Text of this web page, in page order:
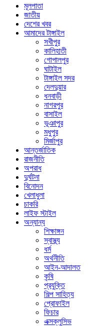
মূলপাতা
জাতীয়
দেশের খবর
আমাদের টাঙ্গাইল
সখীপুর
কালিহাতী
গোপালপুর
ঘাটাইল
টাঙ্গাইল সদর
দেলদুয়ার
ধনবাড়ী
নাগরপুর
বাসাইল
ভূঞাপুর
মধুপুর
মির্জাপুর
আন্তর্জাতিক
রাজনীতি
অপরাধ
দুর্ঘটনা
বিনোদন
খেলাধুলা
চাকরি
লাইফ স্টাইল
অন্যান্য
শিক্ষাঙ্গন
স্বাস্থ্য
ধর্ম
অর্থনীতি
আইন-আদালত
কৃষি
প্রযুক্তি
শিল্প সাহিত্য
প্রোফাইল
ফিচার
এক্সক্লুসিভ